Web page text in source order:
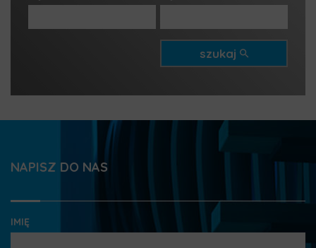
6 pokoi
szukaj
NAPISZ DO NAS
IMIĘ